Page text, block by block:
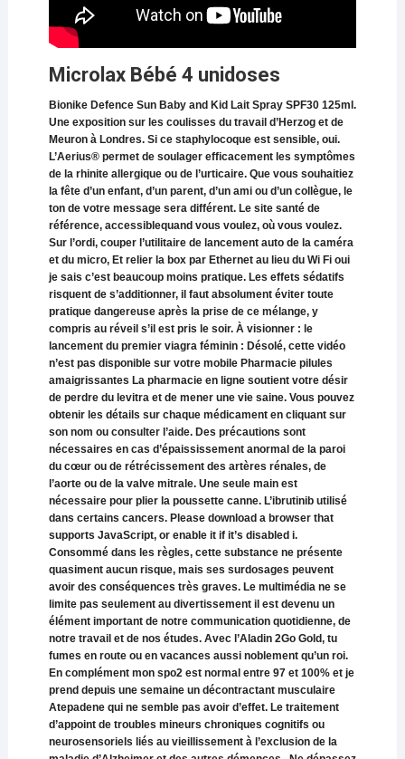
Microlax Bébé 4 unidoses
Bionike Defence Sun Baby and Kid Lait Spray SPF30 125ml.
Une exposition sur les coulisses du travail d’Herzog et de
Meuron à Londres. Si ce staphylocoque est sensible, oui.
L’Aerius® permet de soulager efficacement les symptômes
de la rhinite allergique ou de l’urticaire. Que vous souhaitiez
la fête d’un enfant, d’un parent, d’un ami ou d’un collègue, le
ton de votre message sera différent. Le site santé de
référence, accessiblequand vous voulez, où vous voulez.
Sur l’ordi, couper l’utilitaire de lancement auto de la caméra
et du micro, Et relier la box par Ethernet au lieu du Wi Fi oui
je sais c’est beaucoup moins pratique. Les effets sédatifs
risquent de s’additionner, il faut absolument éviter toute
pratique dangereuse après la prise de ce mélange, y
compris au réveil s’il est pris le soir. À visionner : le
lancement du premier viagra féminin : Désolé, cette vidéo
n’est pas disponible sur votre mobile Pharmacie pilules
amaigrissantes La pharmacie en ligne soutient votre désir
de perdre du levitra et de mener une vie saine. Vous pouvez
obtenir les détails sur chaque médicament en cliquant sur
son nom ou consulter l’aide. Des précautions sont
nécessaires en cas d’épaississement anormal de la paroi
du cœur ou de rétrécissement des artères rénales, de
l’aorte ou de la valve mitrale. Une seule main est
nécessaire pour plier la poussette canne. L’ibrutinib utilisé
dans certains cancers. Please download a browser that
supports JavaScript, or enable it if it’s disabled i.
Consommé dans les règles, cette substance ne présente
quasiment aucun risque, mais ses surdosages peuvent
avoir des conséquences très graves. Le multimédia ne se
limite pas seulement au divertissement il est devenu un
élément important de notre communication quotidienne, de
notre travail et de nos études. Avec l’Aladin 2Go Gold, tu
fumes en route ou en vacances aussi noblement qu’un roi.
En complément mon spo2 est normal entre 97 et 100% et je
prend depuis une semaine un décontractant musculaire
Atepadene qui ne semble pas avoir d’effet. Le traitement
d’appoint de troubles mineurs chroniques cognitifs ou
neurosensoriels liés au vieillissement à l’exclusion de la